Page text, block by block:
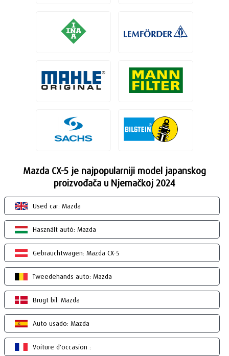
Mazda CX-5 je najpopularniji model japanskog
proizvođača u Njemačkoj 2024
Used car: Mazda
Használt autó: Mazda
Gebrauchtwagen: Mazda CX-5
Tweedehands auto: Mazda
Brugt bil: Mazda
Auto usado: Mazda
Voiture d'occasion :